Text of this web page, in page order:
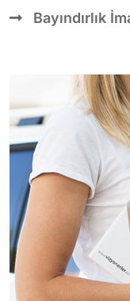
Bayındırlık